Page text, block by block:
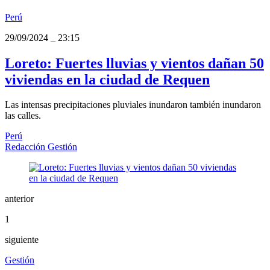
Perú
29/09/2024
23:15
Loreto: Fuertes lluvias y vientos dañan 50
viviendas en la ciudad de Requen
Las intensas precipitaciones pluviales inundaron también inundaron
las calles.
Perú
Redacción Gestión
anterior
1
siguiente
Gestión